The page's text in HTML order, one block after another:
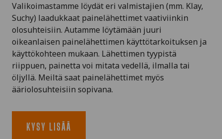
Valikoimastamme löydät eri valmistajien (mm. Klay,
Suchy) laadukkaat painelähettimet vaativiinkin
olosuhteisiin. Autamme löytämään juuri
oikeanlaisen painelähettimen käyttötarkoituksen ja
käyttökohteen mukaan. Lähettimen tyypistä
riippuen, painetta voi mitata vedellä, ilmalla tai
öljyllä. Meiltä saat painelähettimet myös
ääriolosuhteisiin sopivana.
KYSY LISÄÄ